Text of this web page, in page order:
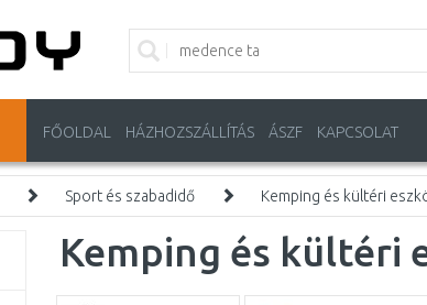
FŐOLDAL HÁZHOZSZÁLLÍTÁS ÁSZF KAPCSOLAT
Sport és szabadidő Kemping és kültéri
Kemping és kültéri